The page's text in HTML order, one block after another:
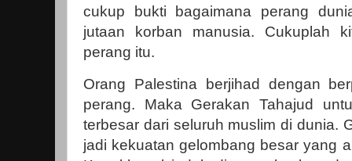
cukup bukti bagaimana perang
jutaan korban manusia. Cukuplah
perang itu.
Orang Palestina berjihad dengan
perang. Maka Gerakan Tahajud
terbesar dari seluruh muslim di dunia.
jadi kekuatan gelombang besar yang